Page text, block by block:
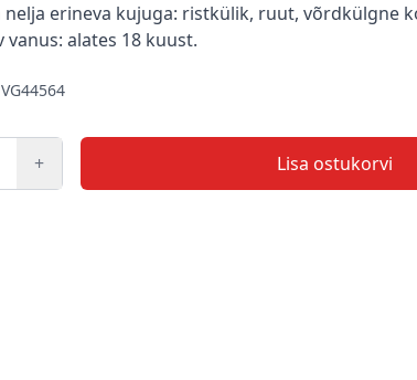
nelja erineva kujuga: ristkülik, ruut, võrdkülgne
vanus: alates 18 kuust.
+ Lisa ostukorvi